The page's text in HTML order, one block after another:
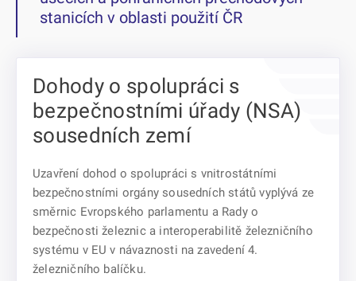
Dohody o spolupráci s
bezpečnostními úřady (NSA)
sousedních zemí
Uzavření dohod o spolupráci s vnitrostátními
bezpečnostními orgány sousedních států vyplývá ze
směrnic Evropského parlamentu a Rady o
bezpečnosti železnic a interoperabilitě železničního
systému v EU v návaznosti na zavedení 4.
železničního balíčku.
stanicích v oblasti použití ČR